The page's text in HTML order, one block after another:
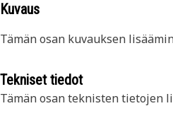
Kuvaus
Tämän osan kuvauksen
Tekniset tiedot
Tämän osan teknisten tietojen